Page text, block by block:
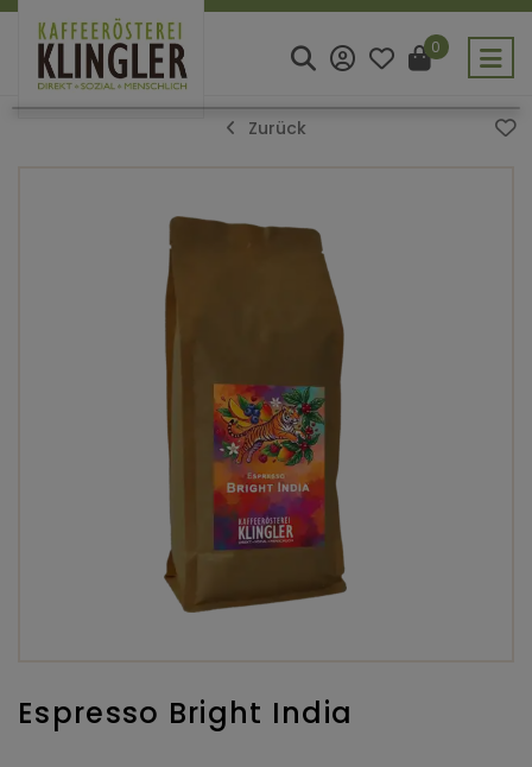
0
Zurück
Espresso Bright India